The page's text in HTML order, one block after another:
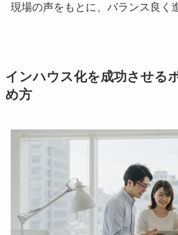
現場の声をもとに、バランス良く
インハウス化を成功させる
め方